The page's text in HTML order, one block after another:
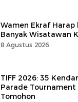
Wamen Ekraf Harap
Banyak Wisatawan
8 Agustus 2026
TIFF 2026: 35
Parade
Tomohon